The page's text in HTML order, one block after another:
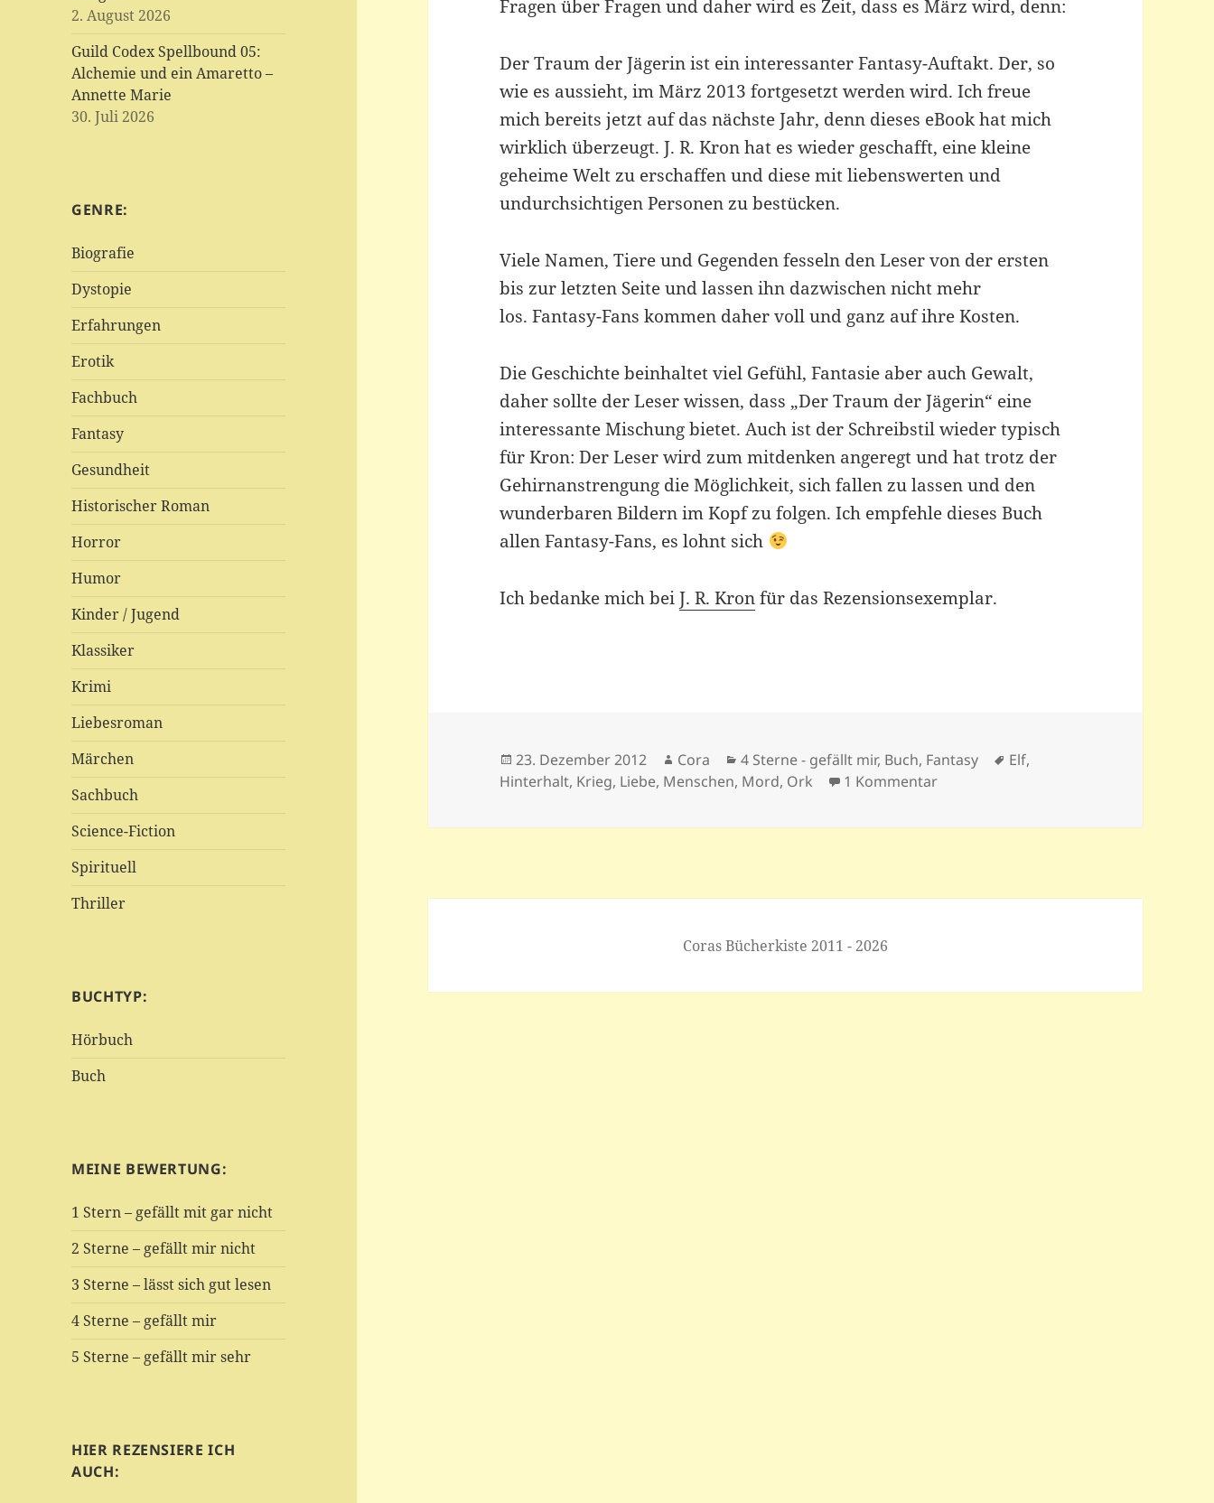
2. August 2026
Guild Codex Spellbound 05:
Alchemie und ein Amaretto –
Annette Marie
30. Juli 2026
GENRE:
Biografie
Dystopie
Erfahrungen
Erotik
Fachbuch
Fantasy
Gesundheit
Historischer Roman
Horror
Humor
Kinder / Jugend
Klassiker
Krimi
Liebesroman
Märchen
Sachbuch
Science-Fiction
Spirituell
Thriller
BUCHTYP:
Hörbuch
Buch
MEINE BEWERTUNG:
1 Stern – gefällt mit gar nicht
2 Sterne – gefällt mir nicht
3 Sterne – lässt sich gut lesen
4 Sterne – gefällt mir
5 Sterne – gefällt mir sehr
HIER REZENSIERE ICH
AUCH:
Fragen über Fragen und daher wird es Zeit, dass es März wird, denn:
Der Traum der Jägerin ist ein interessanter Fantasy-Auftakt. Der, so
wie es aussieht, im März 2013 fortgesetzt werden wird. Ich freue
mich bereits jetzt auf das nächste Jahr, denn dieses eBook hat mich
wirklich überzeugt. J. R. Kron hat es wieder geschafft, eine kleine
geheime Welt zu erschaffen und diese mit liebenswerten und
undurchsichtigen Personen zu bestücken.
Viele Namen, Tiere und Gegenden fesseln den Leser von der ersten
bis zur letzten Seite und lassen ihn dazwischen nicht mehr
los. Fantasy-Fans kommen daher voll und ganz auf ihre Kosten.
Die Geschichte beinhaltet viel Gefühl, Fantasie aber auch Gewalt,
daher sollte der Leser wissen, dass „Der Traum der Jägerin“ eine
interessante Mischung bietet. Auch ist der Schreibstil wieder typisch
für Kron: Der Leser wird zum mitdenken angeregt und hat trotz der
Gehirnanstrengung die Möglichkeit, sich fallen zu lassen und den
wunderbaren Bildern im Kopf zu folgen. Ich empfehle dieses Buch
allen Fantasy-Fans, es lohnt sich
Ich bedanke mich beiJ. R. Kronfür das Rezensionsexemplar.
Veröffentlicht
am
23. Dezember 2012 Autor
Cora Kategorien
4 Sterne - gefällt mir, Buch, Fantasy Schlagwörter
Elf,
Hinterhalt, Krieg, Liebe, Menschen, Mord, Ork 1 Kommentarzu Der Traum der Jägerin – J. R. Kron
Coras Bücherkiste 2011 - 2026